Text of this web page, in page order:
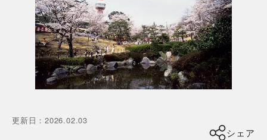
更新日 ：2026.02.03
シェア